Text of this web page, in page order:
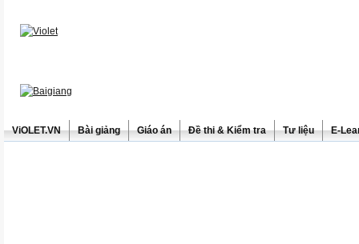
ViOLET.VN Bài giảng Giáo án Đề thi & Kiểm tra Tư liệu E-